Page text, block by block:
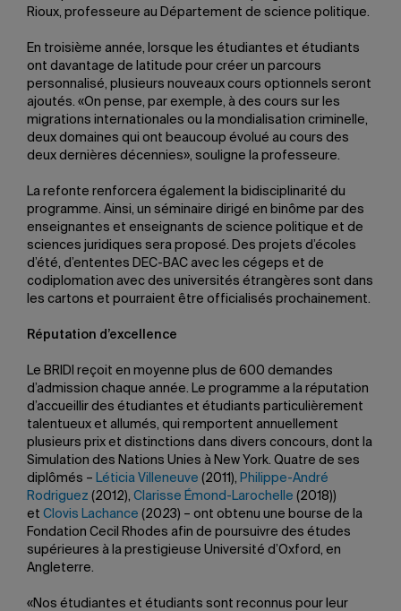
Rioux, professeure au Département de science politique.
En troisième année, lorsque les étudiantes et étudiants
ont davantage de latitude pour créer un parcours
personnalisé, plusieurs nouveaux cours optionnels seront
ajoutés. «On pense, par exemple, à des cours sur les
migrations internationales ou la mondialisation criminelle,
deux domaines qui ont beaucoup évolué au cours des
deux dernières décennies», souligne la professeure.
La refonte renforcera également la bidisciplinarité du
programme. Ainsi, un séminaire dirigé en binôme par des
enseignantes et enseignants de science politique et de
sciences juridiques sera proposé. Des projets d’écoles
d’été, d’ententes DEC-BAC avec les cégeps et de
codiplomation avec des universités étrangères sont dans
les cartons et pourraient être officialisés prochainement.
Réputation d’excellence
Le BRIDI reçoit en moyenne plus de 600 demandes
d’admission chaque année. Le programme a la réputation
d’accueillir des étudiantes et étudiants particulièrement
talentueux et allumés, qui remportent annuellement
plusieurs prix et distinctions dans divers concours, dont la
Simulation des Nations Unies à New York. Quatre de ses
diplômés – Léticia Villeneuve (2011), Philippe-André
Rodriguez (2012), Clarisse Émond-Larochelle (2018))
et Clovis Lachance (2023) – ont obtenu une bourse de la
Fondation Cecil Rhodes afin de poursuivre des études
supérieures à la prestigieuse Université d’Oxford, en
Angleterre.
«Nos étudiantes et étudiants sont reconnus pour leur